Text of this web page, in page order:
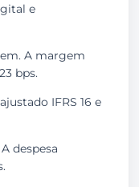
e
A margem
bps.
IFRS 16 e
despesa